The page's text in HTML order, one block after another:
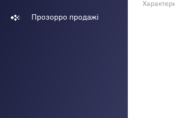
Прозорро продажі